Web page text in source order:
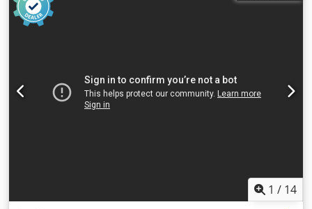
1 / 14